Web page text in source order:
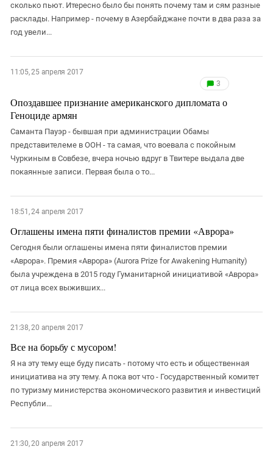
сколько пьют. Итересно было бы понять почему там и сям разные
расклады. Например - почему в Азербайджане почти в два раза за
год увели...
11:05, 25 апреля 2017
3
Опоздавшее признание американского дипломата о
Геноциде армян
Саманта Пауэр - бывшая при администрации Обамы
представителеме в ООН - та самая, что воевала с покойным
Чуркиным в Совбезе, вчера ночью вдруг в Твитере выдала две
покаянные записи. Первая была о то...
18:51, 24 апреля 2017
Оглашены имена пяти финалистов премии «Аврора»
Сегодня были оглашены имена пяти финалистов премии
«Аврора». Премия «Аврора» (Aurora Prize for Awakening Humanity)
была учреждена в 2015 году Гуманитарной инициативой «Аврора»
от лица всех выживших...
21:38, 20 апреля 2017
Все на борьбу с мусором!
Я на эту тему еще буду писать - потому что есть и общественная
инициатива на эту тему. А пока вот что - Государственный комитет
по туризму министерства экономического развития и инвестиций
Республи...
21:30, 20 апреля 2017